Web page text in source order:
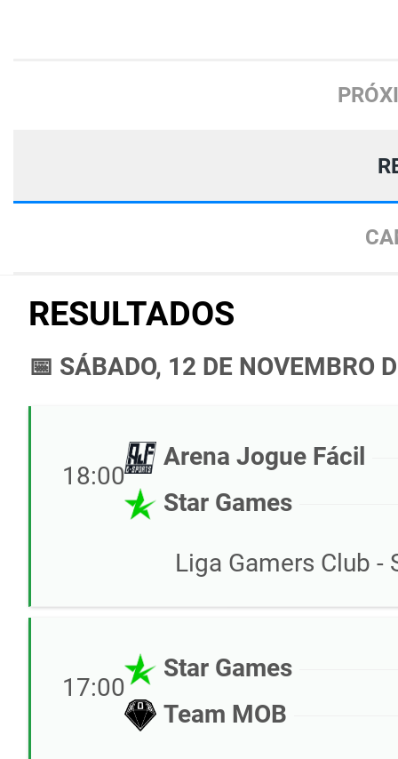
RESULTADOS
📅 SÁBADO, 12 DE NOVEMBRO
18:00
Arena Jogue Fácil
Star Games
Liga Gamers Club
17:00
Star Games
Team MOB